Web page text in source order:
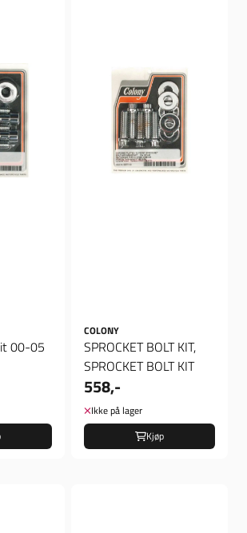
00-05
COLONY
SPROCKET BOLT KIT,
SPROCKET BOLT KIT
558,-
Ikke på lager
Kjøp